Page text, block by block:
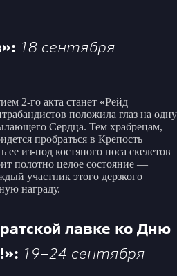
18 сентября —
2-го акта станет «Рейд
положила глаз на одну
Сердца. Тем храбрецам,
пробраться в Крепость
ее из-под костяного носа скелетов
полотно целое состояние —
участник этого дерзкого
награду.
лавке ко Дню
19–24 сентября